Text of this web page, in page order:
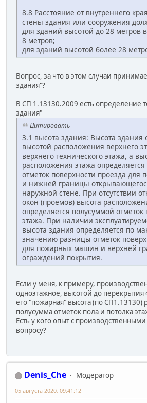
8.8 Расстояние от внутреннего
стены здания или сооружения
для зданий высотой до 28 метров
8 метров;
для зданий высотой более 28
Вопрос, за что в этом случаи
здания"?
В СП 1.13130.2009 есть определение
здания"
Цитировать
3.1 высота здания: Высота здания
высотой расположения верхнего
верхнего технического этажа, а
расположения этажа
отметок поверхности проезда
и нижней границы
наружной стене. При отсутствии
окон (проемов) высота
определяется полусуммой отметок
этажа. При наличии
высота здания определяется по
значению разницы отметок
для пожарных машин и верхней
ограждений покрытия.
Если у меня, к примеру,
одноэтажное, высотой до перекрытия
его "пожарная" высота (по СП1.13130)
полусумма отметок пола и потолка
Есть у кого опыт с
вопросу?
Denis_Che
Модератор
05 августа 2020, 09:41:12